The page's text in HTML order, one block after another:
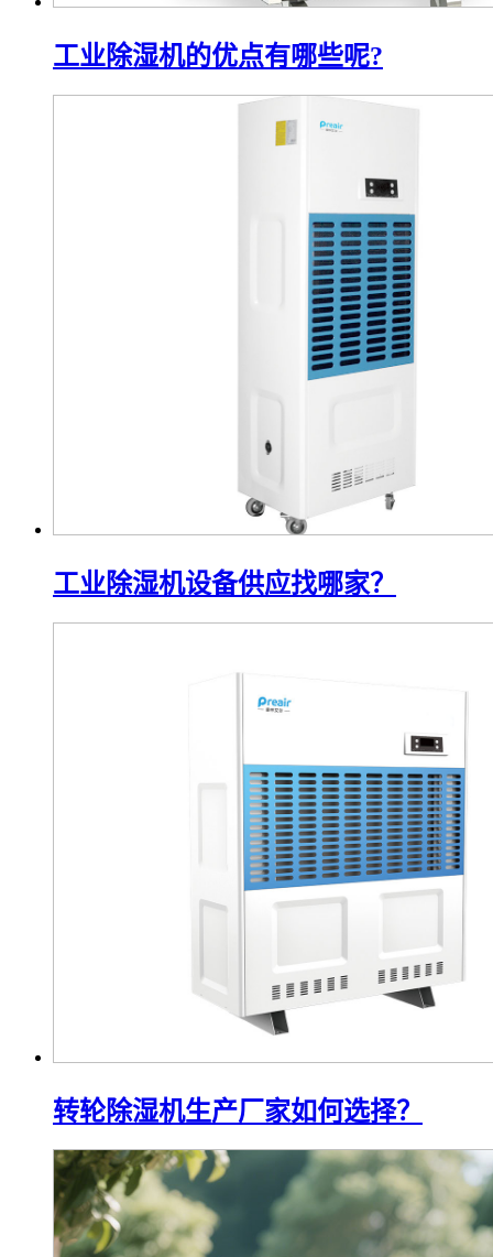
工业除湿机的优点有哪些呢?
工业除湿机设备供应找哪家？
转轮除湿机生产厂家如何选择？